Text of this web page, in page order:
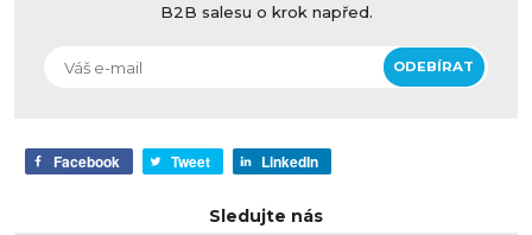
B2B salesu o krok napřed.
Facebook Tweet LinkedIn
Sledujte nás